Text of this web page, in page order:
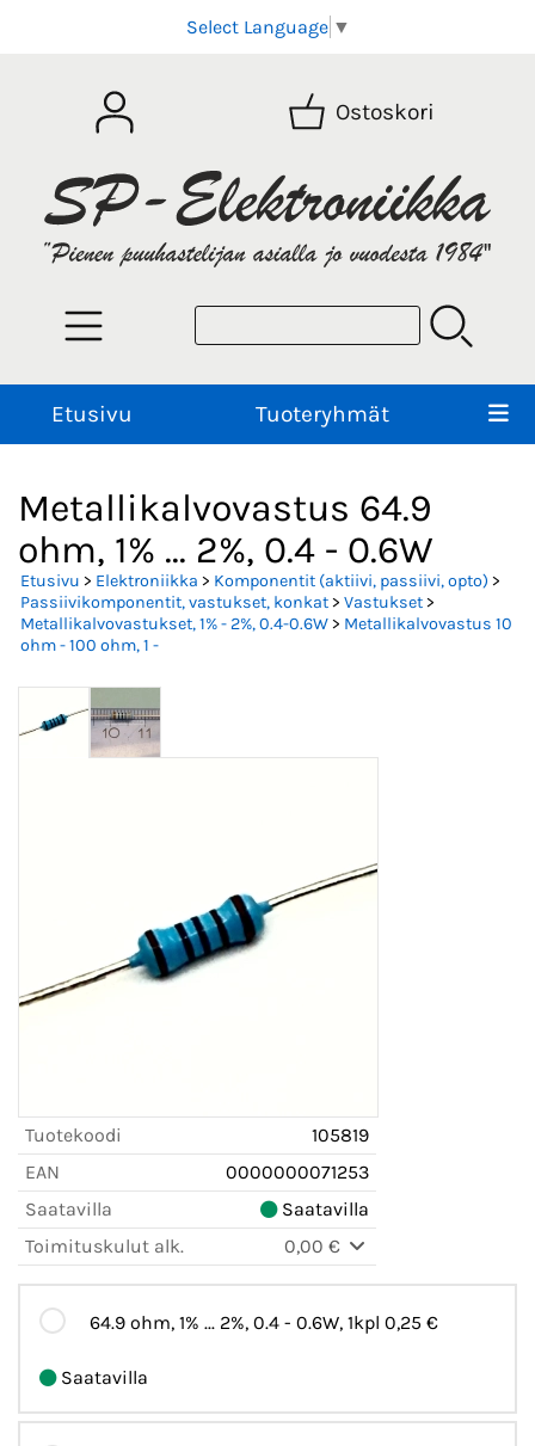
Select Language ▼
Ostoskori
Etusivu Tuoteryhmät
Metallikalvovastus 64.9
ohm, 1% ... 2%, 0.4 - 0.6W
Etusivu > Elektroniikka > Komponentit (aktiivi, passiivi, opto) >
Passiivikomponentit, vastukset, konkat> Vastukset>
Metallikalvovastukset, 1% - 2%, 0.4-0.6W> Metallikalvovastus 10
ohm - 100 ohm, 1 -
Tuotekoodi
105819
EAN
0000000071253
Saatavilla
Saatavilla
Toimituskulut alk.
0,00 €
64.9 ohm, 1% ... 2%, 0.4 - 0.6W, 1kpl 0,25 €
Saatavilla